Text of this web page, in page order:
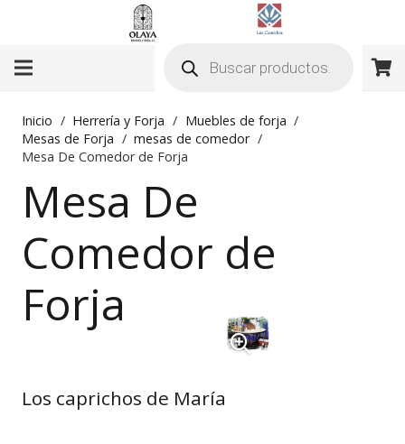
productos
Inicio / Herrería y Forja / Muebles de forja /
Mesas de Forja / mesas de comedor /
Mesa De Comedor de Forja
Mesa De
Comedor de
Forja
Los caprichos de María